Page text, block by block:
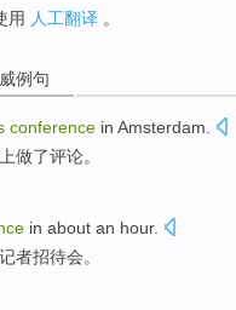
用 人工翻译 。
例句
conference in Amsterdam
做了评论。
in about an hour.
记者招待会。